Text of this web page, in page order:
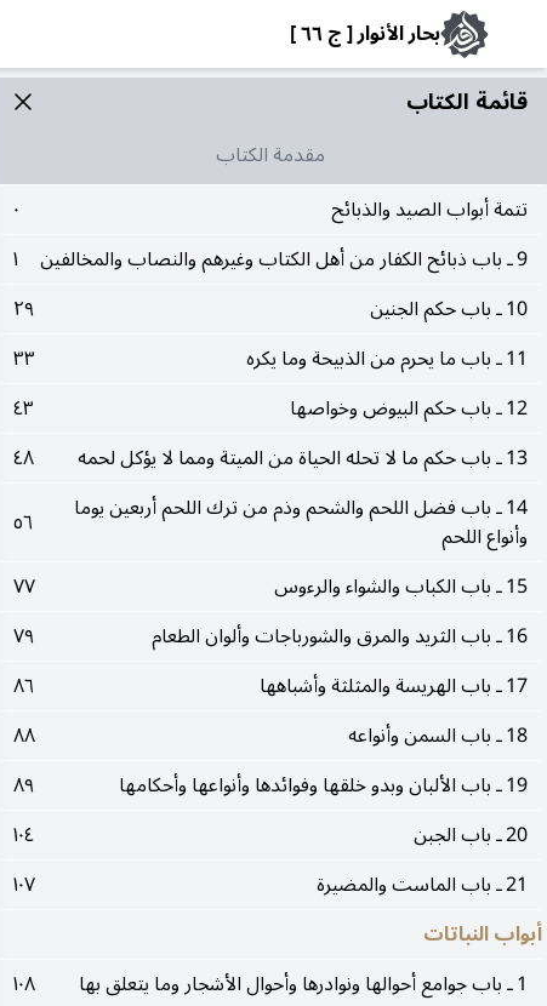
بحار الأنوار [ ج ٦٦ ]
قائمة الکتاب
مقدمة الكتاب
تتمة أبواب الصيد والذبائح
٠
9 ـ باب ذبائح الكفار من أهل الكتاب وغيرهم والنصاب والمخالفين
١
10 ـ باب حكم الجنين
٢٩
11 ـ باب ما يحرم من الذبيحة وما يكره
٣٣
12 ـ باب حكم البيوض وخواصها
٤٣
13 ـ باب حكم ما لا تحله الحياة من الميتة ومما لا يؤكل لحمه
٤٨
14 ـ باب فضل اللحم والشحم وذم من ترك اللحم أربعين يوما
وأنواع اللحم
٥٦
15 ـ باب الكباب والشواء والرءوس
٧٧
16 ـ باب الثريد والمرق والشورباجات وألوان الطعام
٧٩
17 ـ باب الهريسة والمثلثة وأشباهها
٨٦
18 ـ باب السمن وأنواعه
٨٨
19 ـ باب الألبان وبدو خلقها وفوائدها وأنواعها وأحكامها
٨٩
20 ـ باب الجبن
١٠٤
21 ـ باب الماست والمضيرة
١٠٧
أبواب النباتات
1 ـ باب جوامع أحوالها ونوادرها وأحوال الأشجار وما يتعلق بها
١٠٨